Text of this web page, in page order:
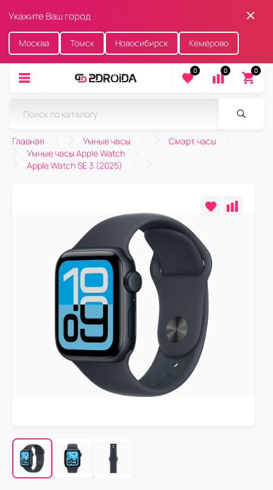
Укажите Ваш город
Москва Томск Новосибирск Кемерово
0 0 0
Главная Умные часы
Смарт часы
Умные часы Apple Watch
Apple Watch SE 3 (2025)